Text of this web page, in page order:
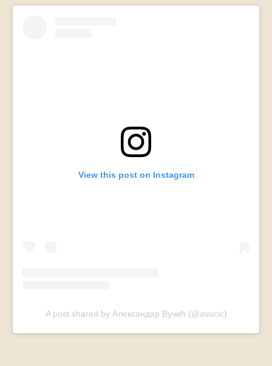
View this post on Instagram
A post shared by Александар Вучић (@avucic)